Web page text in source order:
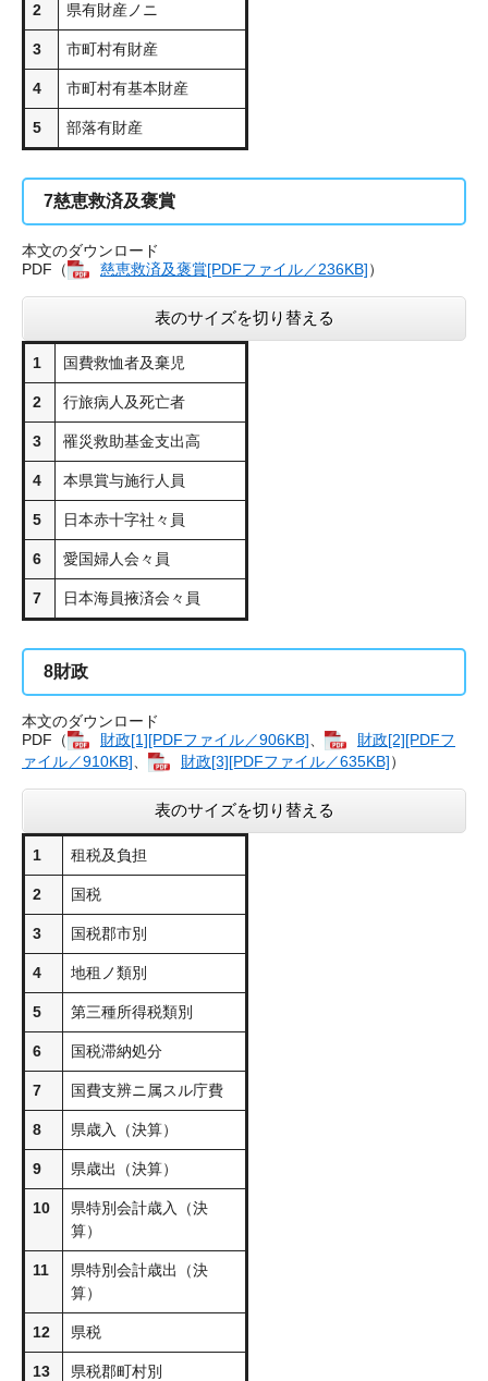
2 県有財産ノニ
3 市町村有財産
4 市町村有基本財産
5 部落有財産
7慈恵救済及褒賞
本文のダウンロード
PDF（
慈恵救済及褒賞[PDFファイル／236KB]）
表のサイズを切り替える
1 国費救恤者及棄児
2 行旅病人及死亡者
3 罹災救助基金支出高
4 本県賞与施行人員
5 日本赤十字社々員
6 愛国婦人会々員
7 日本海員掖済会々員
8財政
本文のダウンロード
PDF（
財政[1][PDFファイル／906KB]
財政[2][PDFフ
ァイル／910KB]
財政[3][PDFファイル／635KB]）
表のサイズを切り替える
1 租税及負担
2 国税
3 国税郡市別
4 地租ノ類別
5 第三種所得税類別
6 国税滞納処分
7 国費支辨ニ属スル庁費
8 県歳入（決算）
9 県歳出（決算）
10
県特別会計歳入（決
算）
11
県特別会計歳出（決
算）
12 県税
13 県税郡町村別